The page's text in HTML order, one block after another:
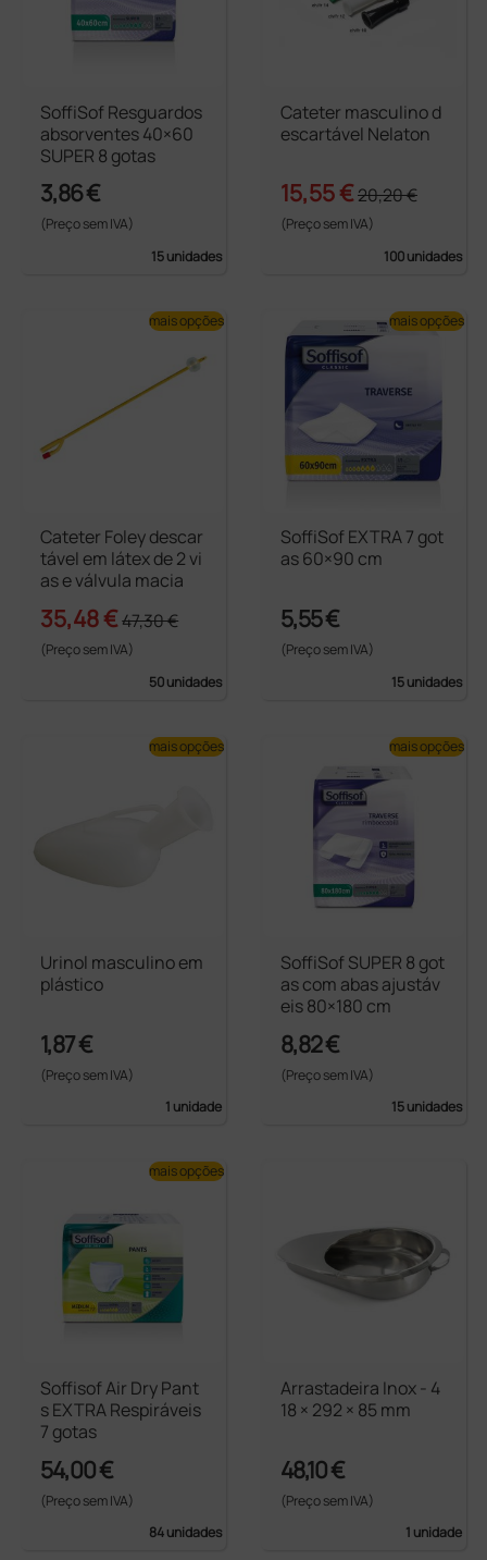
SoffiSof Resguardos
absorventes 40×60
SUPER 8 gotas
3,86 €
(Preço sem IVA)
15 unidades
Cateter masculino d
escartável Nelaton
15,55 €20,20 €
(Preço sem IVA)
100 unidades
Cateter Foley descar
tável em látex de 2 vi
as e válvula macia
35,48 €47,30 €
(Preço sem IVA)
50 unidades
mais opções
SoffiSof EXTRA 7 got
as 60×90 cm
5,55 €
(Preço sem IVA)
15 unidades
mais opções
Urinol masculino em
plástico
1,87 €
(Preço sem IVA)
1 unidade
mais opções
SoffiSof SUPER 8 got
as com abas ajustáv
eis 80×180 cm
8,82 €
(Preço sem IVA)
15 unidades
mais opções
Soffisof Air Dry Pant
s EXTRA Respiráveis
7 gotas
54,00 €
(Preço sem IVA)
84 unidades
mais opções
Arrastadeira Inox - 4
18 × 292 × 85 mm
48,10 €
(Preço sem IVA)
1 unidade